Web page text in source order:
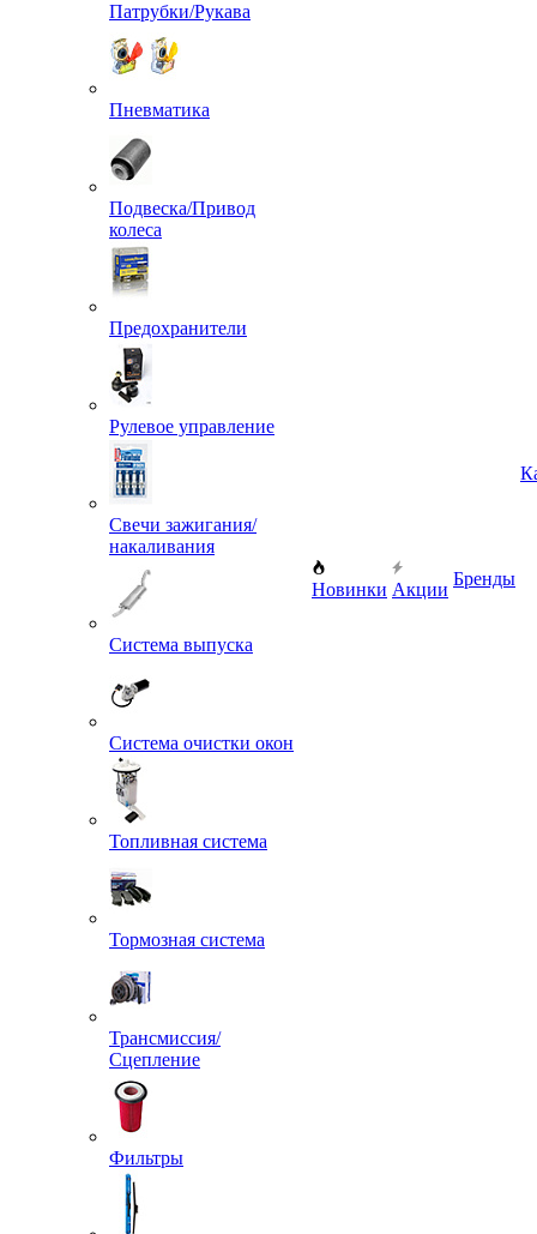
Патрубки/Рукава
Пневматика
Подвеска/Привод
колеса
Предохранители
Рулевое управление
Свечи зажигания/
накаливания
Система выпуска
Система очистки окон
Топливная система
Тормозная система
Трансмиссия/
Сцепление
Фильтры
Новинки Акции
Бренды